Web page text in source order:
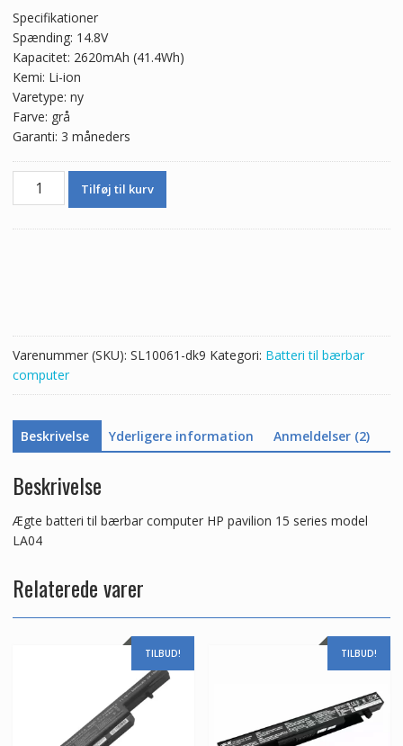
pris
var:
415,00 kr.244,00 kr.
Specifikationer
Spænding: 14.8V
Kapacitet: 2620mAh (41.4Wh)
Kemi: Li-ion
Varetype: ny
Farve: grå
Garanti: 3 måneders
Ægte
series
model
LA04
antal
Tilføj til kurv
Varenummer (SKU): SL10061-dk9 Kategori: Batteri til bærbar
computer
Beskrivelse Yderligere information Anmeldelser (2)
Beskrivelse
Ægte batteri til bærbar computer HP pavilion 15 series model
LA04
Relaterede varer
TILBUD! TILBUD!